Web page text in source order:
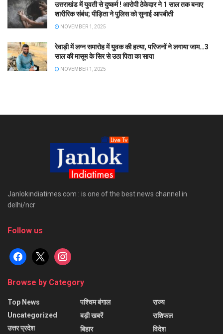
उत्तराखंड में युवती से दुष्कर्म ! आरोपी ठेकेदार ने 1 साल तक बनाए
शारीरिक संबंध; पीड़िता ने पुलिस को सुनाई आपबीती
NOVEMBER 1, 2025
रेवाड़ी में लग्न समारोह में युवक की हत्या, परिजनों ने लगाया जाम…3
साल की मासूम के सिर से उठा पिता का साया
NOVEMBER 1, 2025
Janlokindiatimes.com : is one of the best news channel in
delhi/ncr
Follow us
facebook
x instagram
Browse by Category
Top News
Uncategorized
उत्तर प्रदेश
पश्चिम बंगाल
बड़ी खबरें
बिहार
राज्य
राशिफल
विदेश